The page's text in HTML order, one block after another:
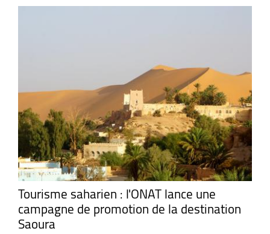
Tourisme saharien : l'ONAT lance une
campagne de promotion de la destination
Saoura